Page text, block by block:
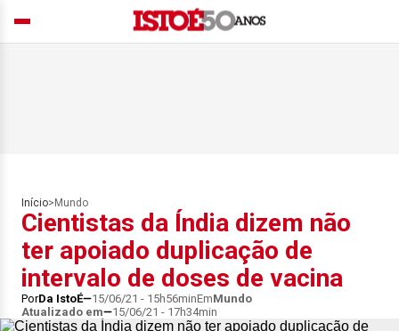
Início> Mundo
Cientistas da Índia dizem não
ter apoiado duplicação de
intervalo de doses de vacina
PorDa IstoÉ 15/06/21 - 15h56minEmMundo
Atualizado em
15/06/21 - 17h34min